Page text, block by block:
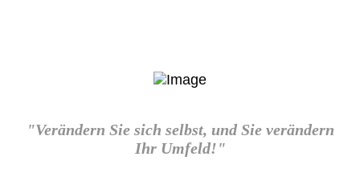
"Verändern Sie sich selbst, und Sie verändern
Ihr Umfeld!"